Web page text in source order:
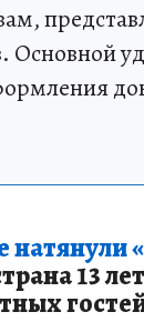
Основной
13